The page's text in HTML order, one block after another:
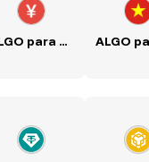
ALGO para CNY